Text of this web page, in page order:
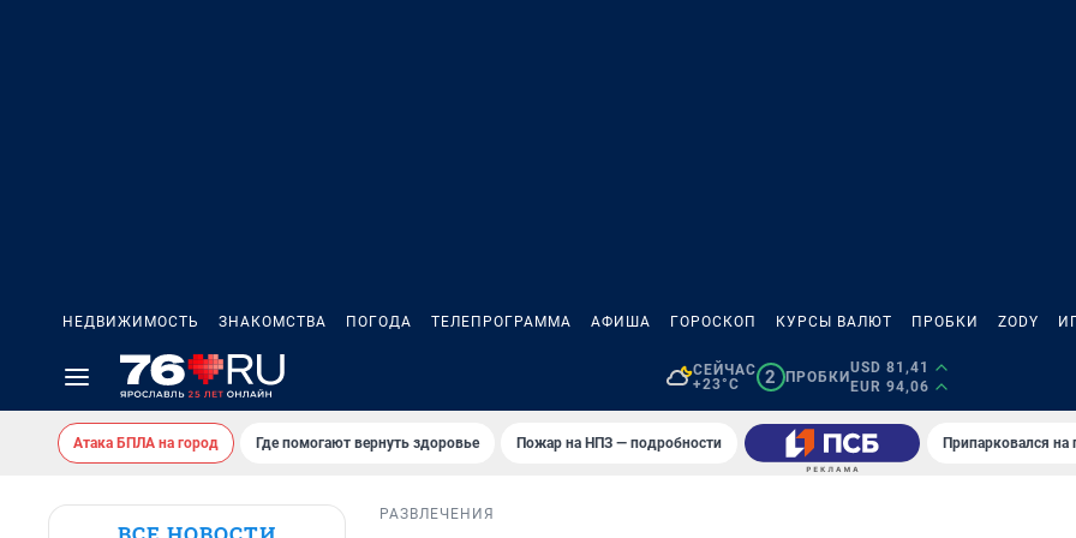
НЕДВИЖИМОСТЬ ЗНАКОМСТВА ПОГОДА ТЕЛЕПРОГРАММА АФИША ГОРОСКОП КУРСЫ ВАЛЮТ ПРОБКИ ZODY
СЕЙЧАС
+23°C
2 ПРОБКИ
USD 81,41
EUR 94,06
Атака БПЛА на город Где помогают вернуть здоровье Пожар на НПЗ — подробности Припарковался на
РАЗВЛЕЧЕНИЯ